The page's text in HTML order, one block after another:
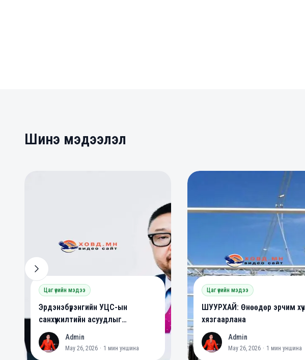
Шинэ мэдээлэл
Цаг үеийн мэдээ
Эрдэнэбүрэнгийн УЦС-ын
санхүүжилтийн асуудлыг
шийдвэрлэлээ
A
Admin
May 26, 2026 · 1 мин уншина
Цаг үеийн мэдээ
ШУУРХАЙ: Өнөөдөр эрчим хүч
хязгаарлана
A Admin
May 26, 2026 · 1 мин уншина